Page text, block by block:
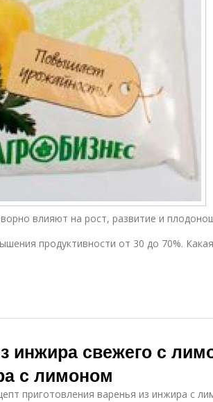
влияют на рост, развитие и
продуктивности от 30 до 70%.
инжира свежего с
с лимоном
приготовления варенья из инжира с